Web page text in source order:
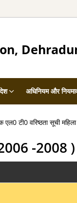
अधिनियम और
एल0 टी0 वरिष्ठता सूची
-2008 )